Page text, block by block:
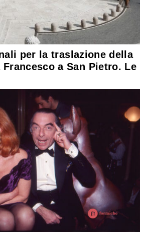
per la traslazione della
a San Pietro. Le